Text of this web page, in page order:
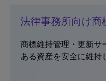
法律事務所向け商
商標維持管理・更新サ
ある資産を安全に維持